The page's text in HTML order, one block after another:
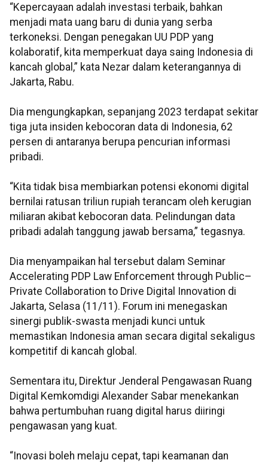
“Kepercayaan adalah investasi terbaik, bahkan
menjadi mata uang baru di dunia yang serba
terkoneksi. Dengan penegakan UU PDP yang
kolaboratif, kita memperkuat daya saing Indonesia di
kancah global,” kata Nezar dalam keterangannya di
Jakarta, Rabu.
Dia mengungkapkan, sepanjang 2023 terdapat sekitar
tiga juta insiden kebocoran data di Indonesia, 62
persen di antaranya berupa pencurian informasi
pribadi.
“Kita tidak bisa membiarkan potensi ekonomi digital
bernilai ratusan triliun rupiah terancam oleh kerugian
miliaran akibat kebocoran data. Pelindungan data
pribadi adalah tanggung jawab bersama,” tegasnya.
Dia menyampaikan hal tersebut dalam Seminar
Accelerating PDP Law Enforcement through Public–
Private Collaboration to Drive Digital Innovation di
Jakarta, Selasa (11/11). Forum ini menegaskan
sinergi publik-swasta menjadi kunci untuk
memastikan Indonesia aman secara digital sekaligus
kompetitif di kancah global.
Sementara itu, Direktur Jenderal Pengawasan Ruang
Digital Kemkomdigi Alexander Sabar menekankan
bahwa pertumbuhan ruang digital harus diiringi
pengawasan yang kuat.
“Inovasi boleh melaju cepat, tapi keamanan dan